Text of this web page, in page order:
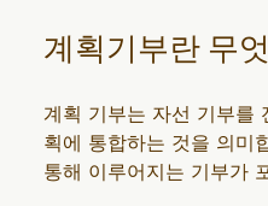
계획기부란 무
계획 기부는 자선 기부를
획에 통합하는 것을 의미
통해 이루어지는 기부가